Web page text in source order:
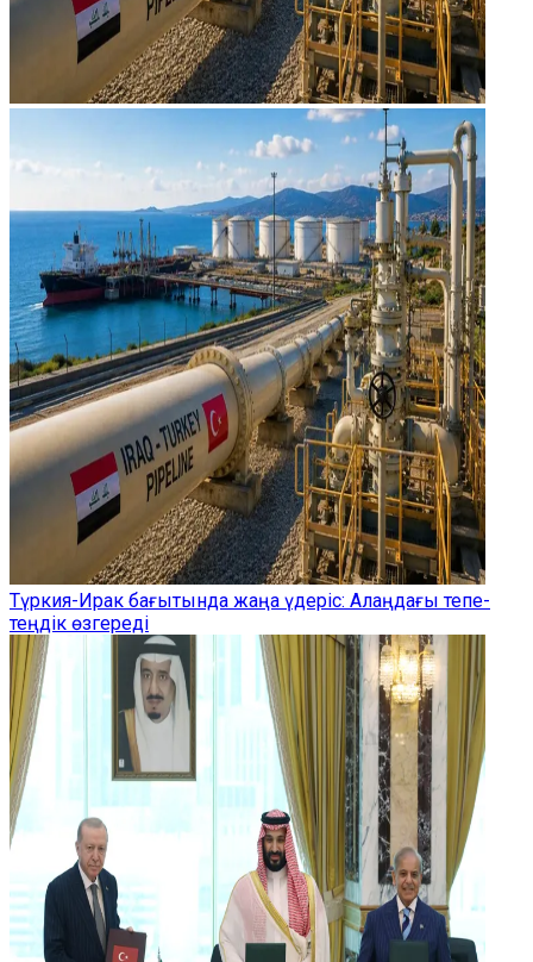
Түркия-Ирак бағытында жаңа үдеріс: Алаңдағы тепе-
теңдік өзгереді